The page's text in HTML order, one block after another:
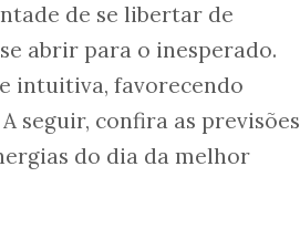
de se libertar de
abrir para o inesperado.
intuitiva, favorecendo
seguir, confira as previsões
do dia da melhor